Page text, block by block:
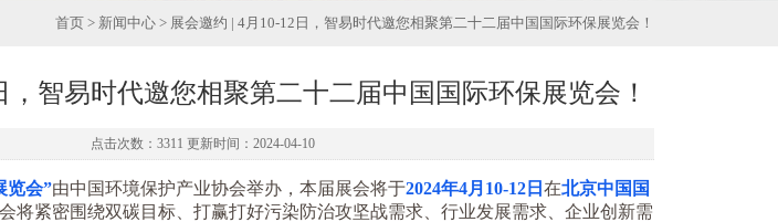
首页 > 新闻中心 > 展会邀约 | 4月10-12日，智易时代邀您相聚第二十二届中国国际环保展览会！
，智易时代邀您相聚第二十二届中国国际环保展览会！
点击次数：3311 更新时间：2024-04-10
览会”由中国环境保护产业协会举办，本届展会将于2024年4月10-12日 在北京中国国
将紧密围绕双碳目标、打赢打好污染防治攻坚战需求、行业发展需求、企业创新需